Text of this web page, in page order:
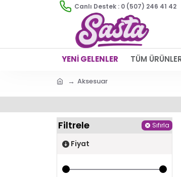
Canlı Destek : 0 (507) 246 41 42
YENİ GELENLER TÜM
Aksesuar
Filtrele
Sıfırla
Fiyat